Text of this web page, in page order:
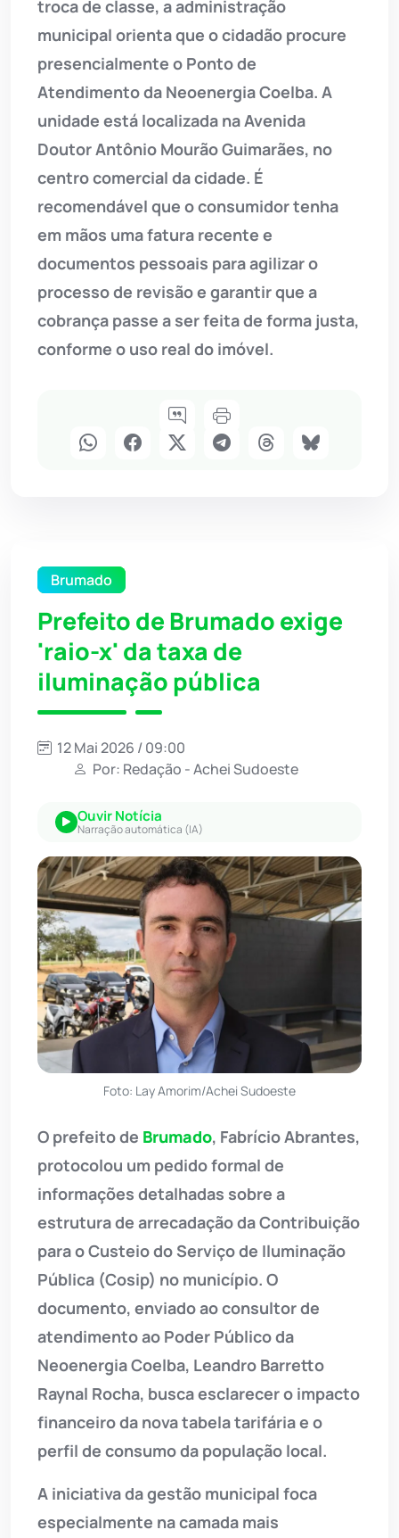
troca de classe, a administração
municipal orienta que o cidadão procure
presencialmente o Ponto de
Atendimento da Neoenergia Coelba. A
unidade está localizada na Avenida
Doutor Antônio Mourão Guimarães, no
centro comercial da cidade. É
recomendável que o consumidor tenha
em mãos uma fatura recente e
documentos pessoais para agilizar o
processo de revisão e garantir que a
cobrança passe a ser feita de forma justa,
conforme o uso real do imóvel.
Brumado
Prefeito de Brumado exige
'raio-x' da taxa de
iluminação pública
12 Mai 2026 / 09:00
Por: Redação - Achei Sudoeste
Ouvir Notícia
Narração automática (IA)
Foto: Lay Amorim/Achei Sudoeste
O prefeito de Brumado, Fabrício Abrantes,
protocolou um pedido formal de
informações detalhadas sobre a
estrutura de arrecadação da Contribuição
para o Custeio do Serviço de Iluminação
Pública (Cosip) no município. O
documento, enviado ao consultor de
atendimento ao Poder Público da
Neoenergia Coelba, Leandro Barretto
Raynal Rocha, busca esclarecer o impacto
financeiro da nova tabela tarifária e o
perfil de consumo da população local.
A iniciativa da gestão municipal foca
especialmente na camada mais